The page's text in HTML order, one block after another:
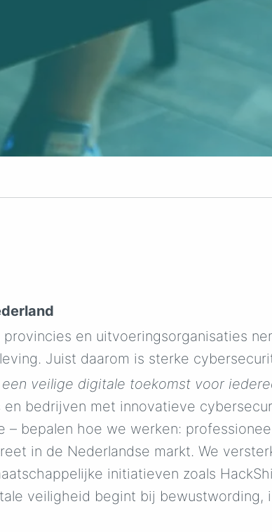
en uitvoeringsorganisaties
Juist daarom is sterke
een veilige digitale toekomst voor
bedrijven met innovatieve
– bepalen hoe we werken:
in de Nederlandse markt. We
initiatieven zoals
veiligheid begint bij bewustwording,